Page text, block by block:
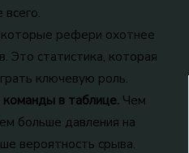
рефери охотнее
Это статистика, которая
ключевую роль.
в таблице. Чем
больше давления на
вероятность срыва.